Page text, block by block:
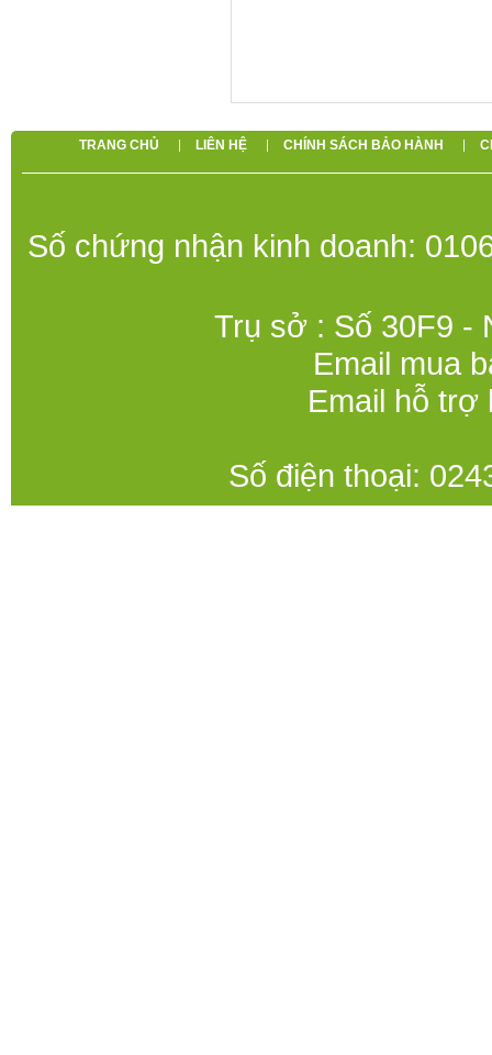
TRANG CHỦ LIÊN HỆ CHÍNH SÁCH BẢO HÀNH
Số chứng nhận kinh doanh:
Trụ sở : Số 30F9 -
Email mua
Email hỗ trợ
Số điện thoại: